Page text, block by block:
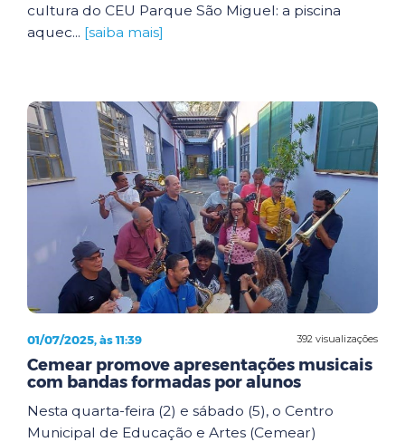
cultura do CEU Parque São Miguel: a piscina
aquec... [saiba mais]
392 visualizações
01/07/2025, às 11:39
Cemear promove apresentações musicais
com bandas formadas por alunos
Nesta quarta-feira (2) e sábado (5), o Centro
Municipal de Educação e Artes (Cemear)